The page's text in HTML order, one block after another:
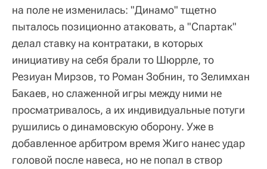
на поле не изменилась: "Динамо" тщетно
пыталось позиционно атаковать, а "Спартак"
делал ставку на контратаки, в которых
инициативу на себя брали то Шюррле, то
Резиуан Мирзов, то Роман Зобнин, то Зелимхан
Бакаев, но слаженной игры между ними не
просматривалось, а их индивидуальные потуги
рушились о динамовскую оборону. Уже в
добавленное арбитром время Жиго нанес удар
головой после навеса, но не попал в створ